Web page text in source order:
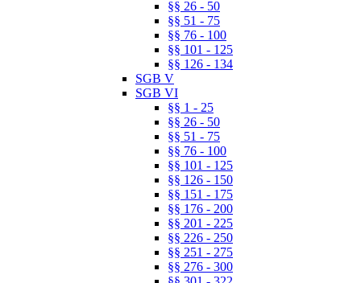
§§ 26 - 50
§§ 51 - 75
§§ 76 - 100
§§ 101 - 125
§§ 126 - 134
SGB V
SGB VI
§§ 1 - 25
§§ 26 - 50
§§ 51 - 75
§§ 76 - 100
§§ 101 - 125
§§ 126 - 150
§§ 151 - 175
§§ 176 - 200
§§ 201 - 225
§§ 226 - 250
§§ 251 - 275
§§ 276 - 300